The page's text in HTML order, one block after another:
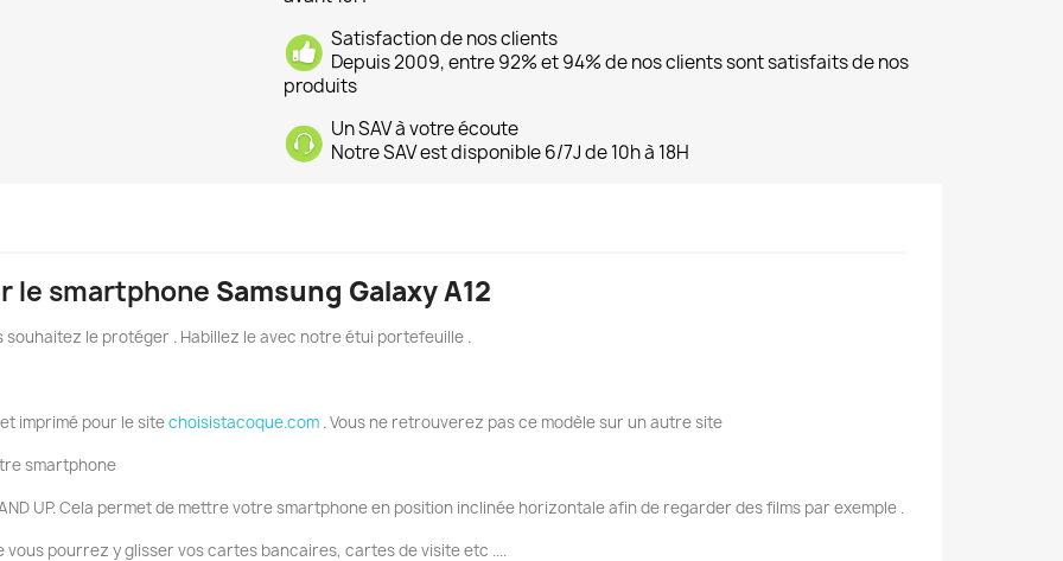
Satisfaction de nos clients
Depuis 2009, entre 92% et 94% de nos clients sont satisfaits de nos
produits
Un SAV à votre écoute
Notre SAV est disponible 6/7J de 10h à 18H
le smartphone Samsung Galaxy A12
souhaitez le protéger . Habillez le avec notre étui portefeuille .
imprimé pour le sitechoisistacoque.com . Vous ne retrouverez pas ce modèle sur un autre site
smartphone
UP. Cela permet de mettre votre smartphone en position inclinée horizontale afin de regarder des films par exemple .
pourrez y glisser vos cartes bancaires, cartes de visite etc ....